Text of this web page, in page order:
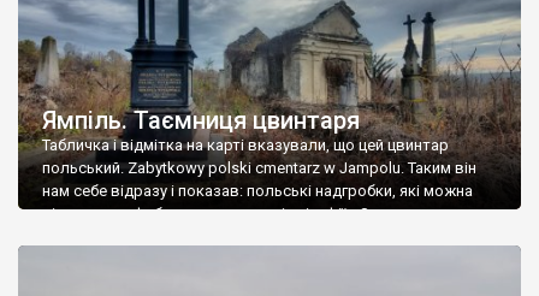
Ямпіль. Таємниця цвинтаря
Табличка і відмітка на карті вказували, що цей цвинтар
польський. Zabytkowy polski cmentarz w Jampolu. Таким він
нам себе відразу і показав: польські надгробки, які можна
віднести до фабричних, польські епітафії… Загалом цвинтар